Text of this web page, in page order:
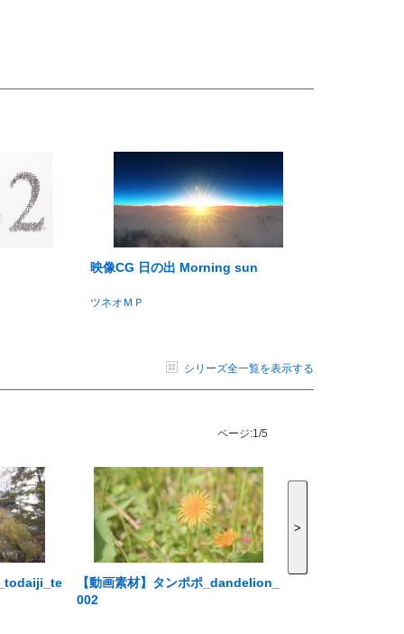
映像CG 日の出 Morning sun
ツネオＭＰ
シリーズ全一覧を表示する
ページ:1/5
【動画素材】タンポポ_dandelion_
002
>